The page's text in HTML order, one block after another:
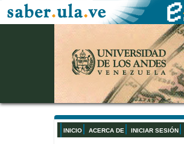
INICIO ACERCA DE INICIAR SESIÓN